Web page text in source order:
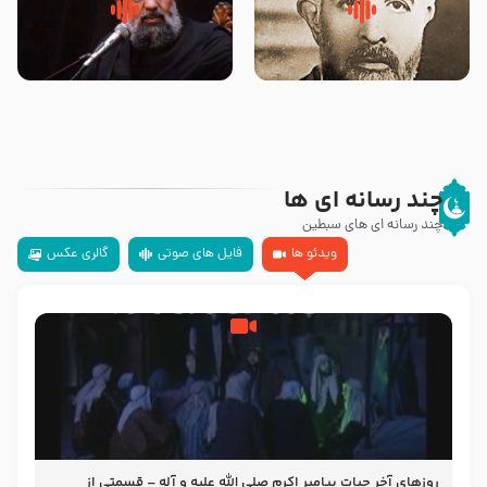
روضه‌ی مجلس یزید ملعون و
اسارت اهل‌بیت علیهم‌السلام –
سلام جوانی که امام حسین علیه
السلام خودش جوابش را دادند
چند رسانه ای ها
چند رسانه ای های سبطین
ویدئو ها
فایل های صوتی گالری عکس
روزهای آخر حیات پیامبر اکرم صلی الله علیه و آله – قسمتی از